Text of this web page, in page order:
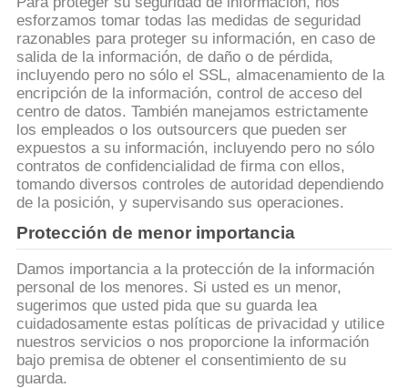
POLÍTICAS
DE
PRIVACIDAD
esforzamos tomar todas las medidas de seguridad
razonables para proteger su información, en caso de
salida de la información, de daño o de pérdida,
incluyendo pero no sólo el SSL, almacenamiento de la
encripción de la información, control de acceso del
centro de datos. También manejamos estrictamente
los empleados o los outsourcers que pueden ser
expuestos a su información, incluyendo pero no sólo
contratos de confidencialidad de firma con ellos,
tomando diversos controles de autoridad dependiendo
de la posición, y supervisando sus operaciones.
Protección de menor importancia
Damos importancia a la protección de la información
personal de los menores. Si usted es un menor,
sugerimos que usted pida que su guarda lea
cuidadosamente estas políticas de privacidad y utilice
nuestros servicios o nos proporcione la información
bajo premisa de obtener el consentimiento de su
guarda.